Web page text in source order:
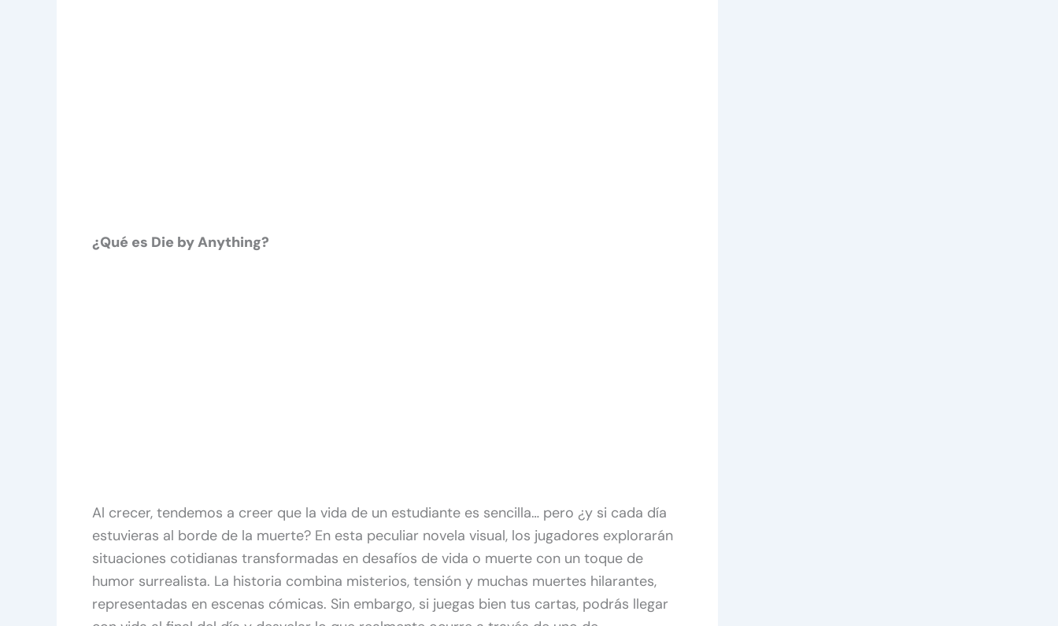
¿Qué es Die by Anything?
Al crecer, tendemos a creer que la vida de un estudiante es sencilla… pero ¿y si cada día
estuvieras al borde de la muerte? En esta peculiar novela visual, los jugadores explorarán
situaciones cotidianas transformadas en desafíos de vida o muerte con un toque de
humor surrealista. La historia combina misterios, tensión y muchas muertes hilarantes,
representadas en escenas cómicas. Sin embargo, si juegas bien tus cartas, podrás llegar